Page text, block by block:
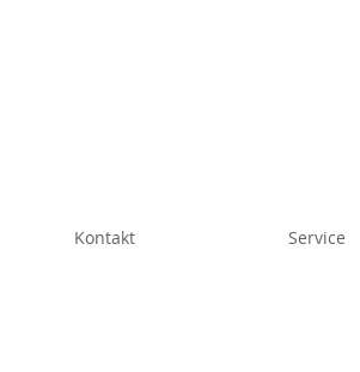
Kontakt Service